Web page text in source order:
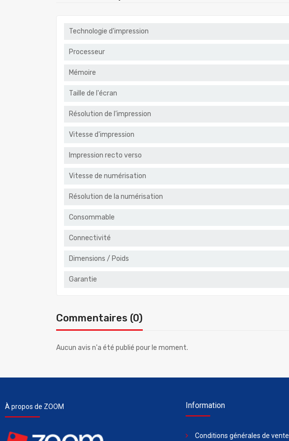
Technologie d'impression
Processeur
Mémoire
Taille de l'écran
Résolution de l’impression
Vitesse d'impression
Impression recto verso
Vitesse de numérisation
Résolution de la numérisation
Consommable
Connectivité
Dimensions / Poids
Garantie
Commentaires (0)
Aucun avis n'a été publié pour le moment.
À propos de ZOOM Information
Conditions générales de vente